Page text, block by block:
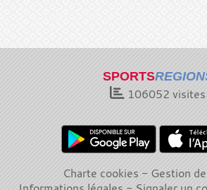
SPORTS
106052 visites
Charte cookies
Gestion